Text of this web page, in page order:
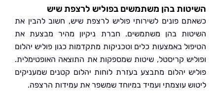
בהן משתמשים בפוליש לרצפת שיש
פונים לשירותי פוליש לרצפת שיש, חשוב להבין את
בהן משתמשים. חברת ניקיון מהיר מבצעת את
באמצעות כלים וטכניקות מתקדמות כגון פוליש יהלום
קריסטל, שיטות שמספקות את התוצאה האופטימלית.
יהלום מתבצע בעזרת לוחות יהלום קטנים שמעניקים
עוצמתי ועמיד במיוחד שמשפר את עמידות הרצפה.